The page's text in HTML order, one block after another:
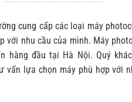
cung cấp các loại máy
nhu cầu của mình. Máy
hàng đầu tại Hà Nội. Quý
lựa chọn máy phù hợp với